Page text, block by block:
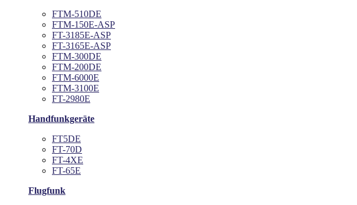
FTM-510DE
FTM-150E-ASP
FT-3185E-ASP
FT-3165E-ASP
FTM-300DE
FTM-200DE
FTM-6000E
FTM-3100E
FT-2980E
Handfunkgeräte
FT5DE
FT-70D
FT-4XE
FT-65E
Flugfunk